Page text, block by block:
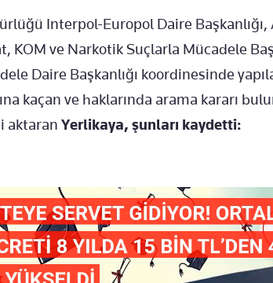
Interpol-Europol Daire Başkanlığı,
KOM ve Narkotik Suçlarla Mücadele
Daire Başkanlığı koordinesinde
kaçan ve haklarında arama kararı
aktaran Yerlikaya, şunları kaydetti: